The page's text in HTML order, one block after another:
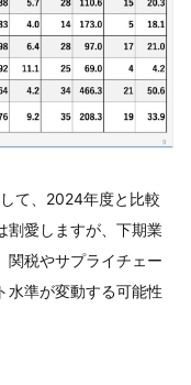
て、2024年度と比較
割愛しますが、下期業
関税やサプライチェー
水準が変動する可能性